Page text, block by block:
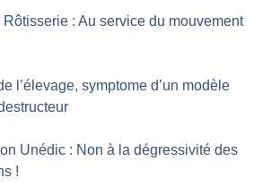
Rôtisserie : Au service du mouvement
l’élevage, symptome d’un modèle
Unédic : Non à la dégressivité des
!